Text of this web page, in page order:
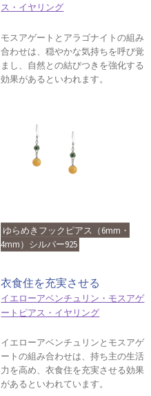
ス・イヤリング
モスアゲートとアラゴナイトの組み
合わせは、穏やかな気持ちを呼び覚
まし、自然との結びつきを強化する
効果があるといわれます。
ゆらめきフックピアス（6mm・
4mm）シルバー925
衣食住を充実させる
イエローアベンチュリン・モスアゲ
ートピアス・イヤリング
イエローアベンチュリンとモスアゲ
ートの組み合わせは、持ち主の生活
力を高め、衣食住を充実させる効果
があるといわれています。